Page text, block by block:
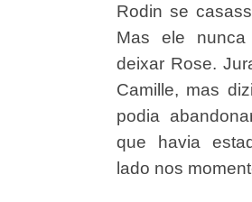
Rodin se
Mas ele
deixar Rose.
Camille, mas
podia
que havia
lado nos